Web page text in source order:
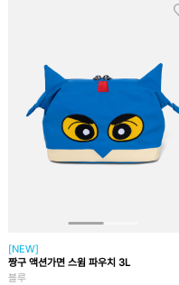
[NEW]
짱구 액션가면 스윔 파우치 3L
블루